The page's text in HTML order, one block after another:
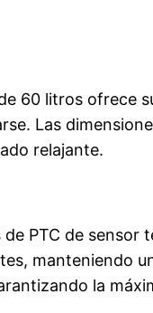
60 litros ofrece
Las
relajante.
PTC de sensor
manteniendo
la